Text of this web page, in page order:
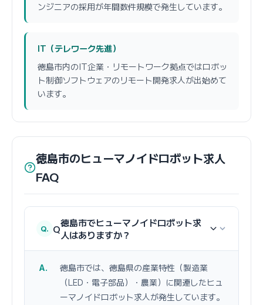
ンジニアの採用が年間数件規模で発生しています。
IT（テレワーク先進）
徳島市内のIT企業・リモートワーク拠点ではロボッ
ト制御ソフトウェアのリモート開発求人が出始めて
います。
徳島市のヒューマノイドロボット求人
FAQ
Q徳島市でヒューマノイドロボット求
人はありますか？
徳島市では、徳島県の産業特性（製造業
（LED・電子部品）・農業）に関連したヒュ
ーマノイドロボット求人が発生しています。